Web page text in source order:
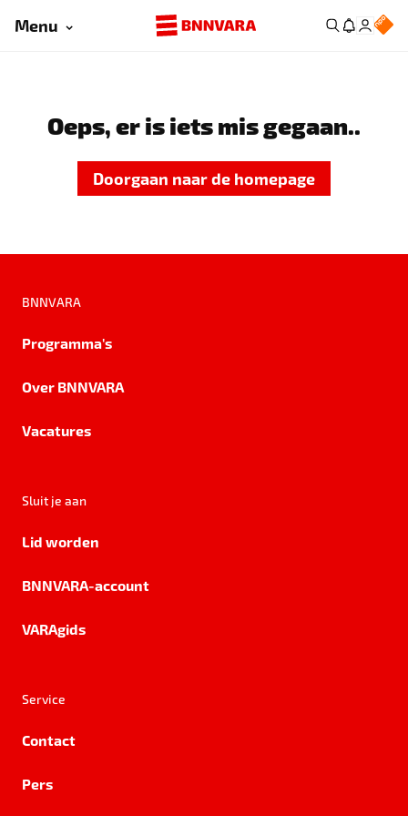
Menu
Oeps, er is iets mis gegaan..
Doorgaan naar de homepage
BNNVARA
Programma's
Over BNNVARA
Vacatures
Sluit je aan
Lid worden
BNNVARA-account
VARAgids
Service
Contact
Pers